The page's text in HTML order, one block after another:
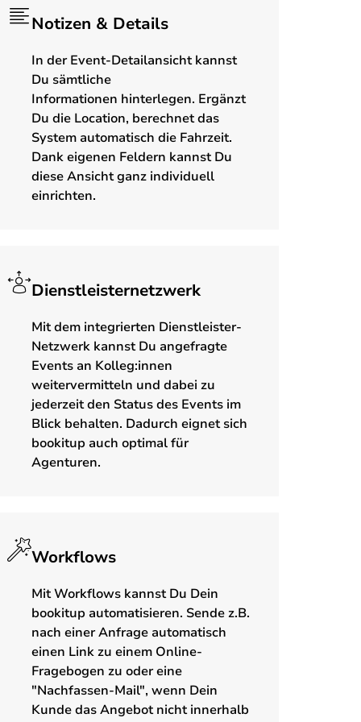
Notizen & Details
In der Event-Detailansicht kannst
Du sämtliche
Informationen hinterlegen. Ergänzt
Du die Location, berechnet das
System automatisch die Fahrzeit.
Dank eigenen Feldern kannst Du
diese Ansicht ganz individuell
einrichten.
Dienstleisternetzwerk
Mit dem integrierten Dienstleister-
Netzwerk kannst Du angefragte
Events an Kolleg:innen
weitervermitteln und dabei zu
jederzeit den Status des Events im
Blick behalten. Dadurch eignet sich
bookitup auch optimal für
Agenturen.
Workflows
Mit Workflows kannst Du Dein
bookitup automatisieren. Sende z.B.
nach einer Anfrage automatisch
einen Link zu einem Online-
Fragebogen zu oder eine
"Nachfassen-Mail", wenn Dein
Kunde das Angebot nicht innerhalb